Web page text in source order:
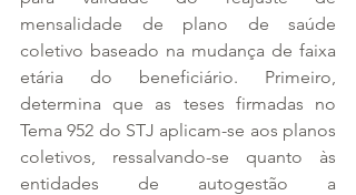
mensalidade de plano de saúde
coletivo baseado na mudança de faixa
etária do beneficiário. Primeiro,
determina que as teses firmadas no
Tema 952 do STJ aplicam-se aos planos
coletivos, ressalvando-se quanto às
entidades de autogestão a